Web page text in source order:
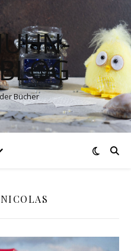
Bücher